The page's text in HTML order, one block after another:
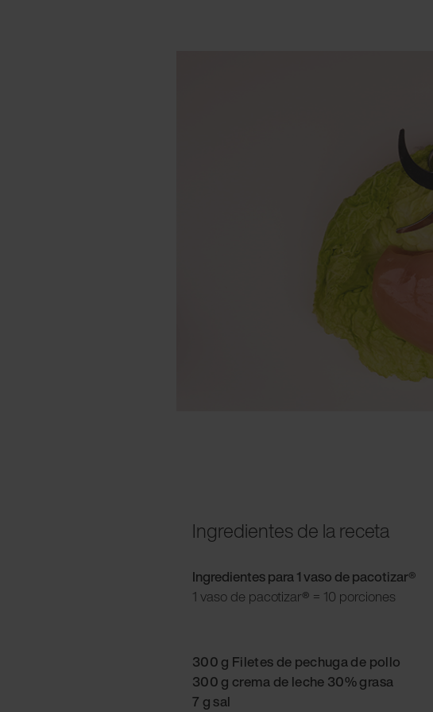
Ingredientes de la receta
Ingredientes para 1 vaso de pacotizar®
1 vaso de pacotizar® = 10 porciones
300 g Filetes de pechuga de pollo
300 g crema de leche 30% grasa
7 g sal